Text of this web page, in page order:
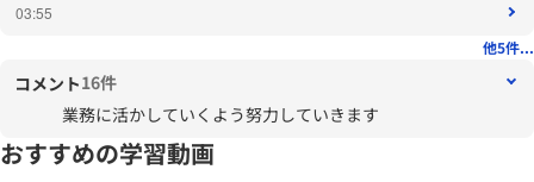
03:55
他5件...
コメント16件
業務に活かしていくよう努力していきます
おすすめの学習動画